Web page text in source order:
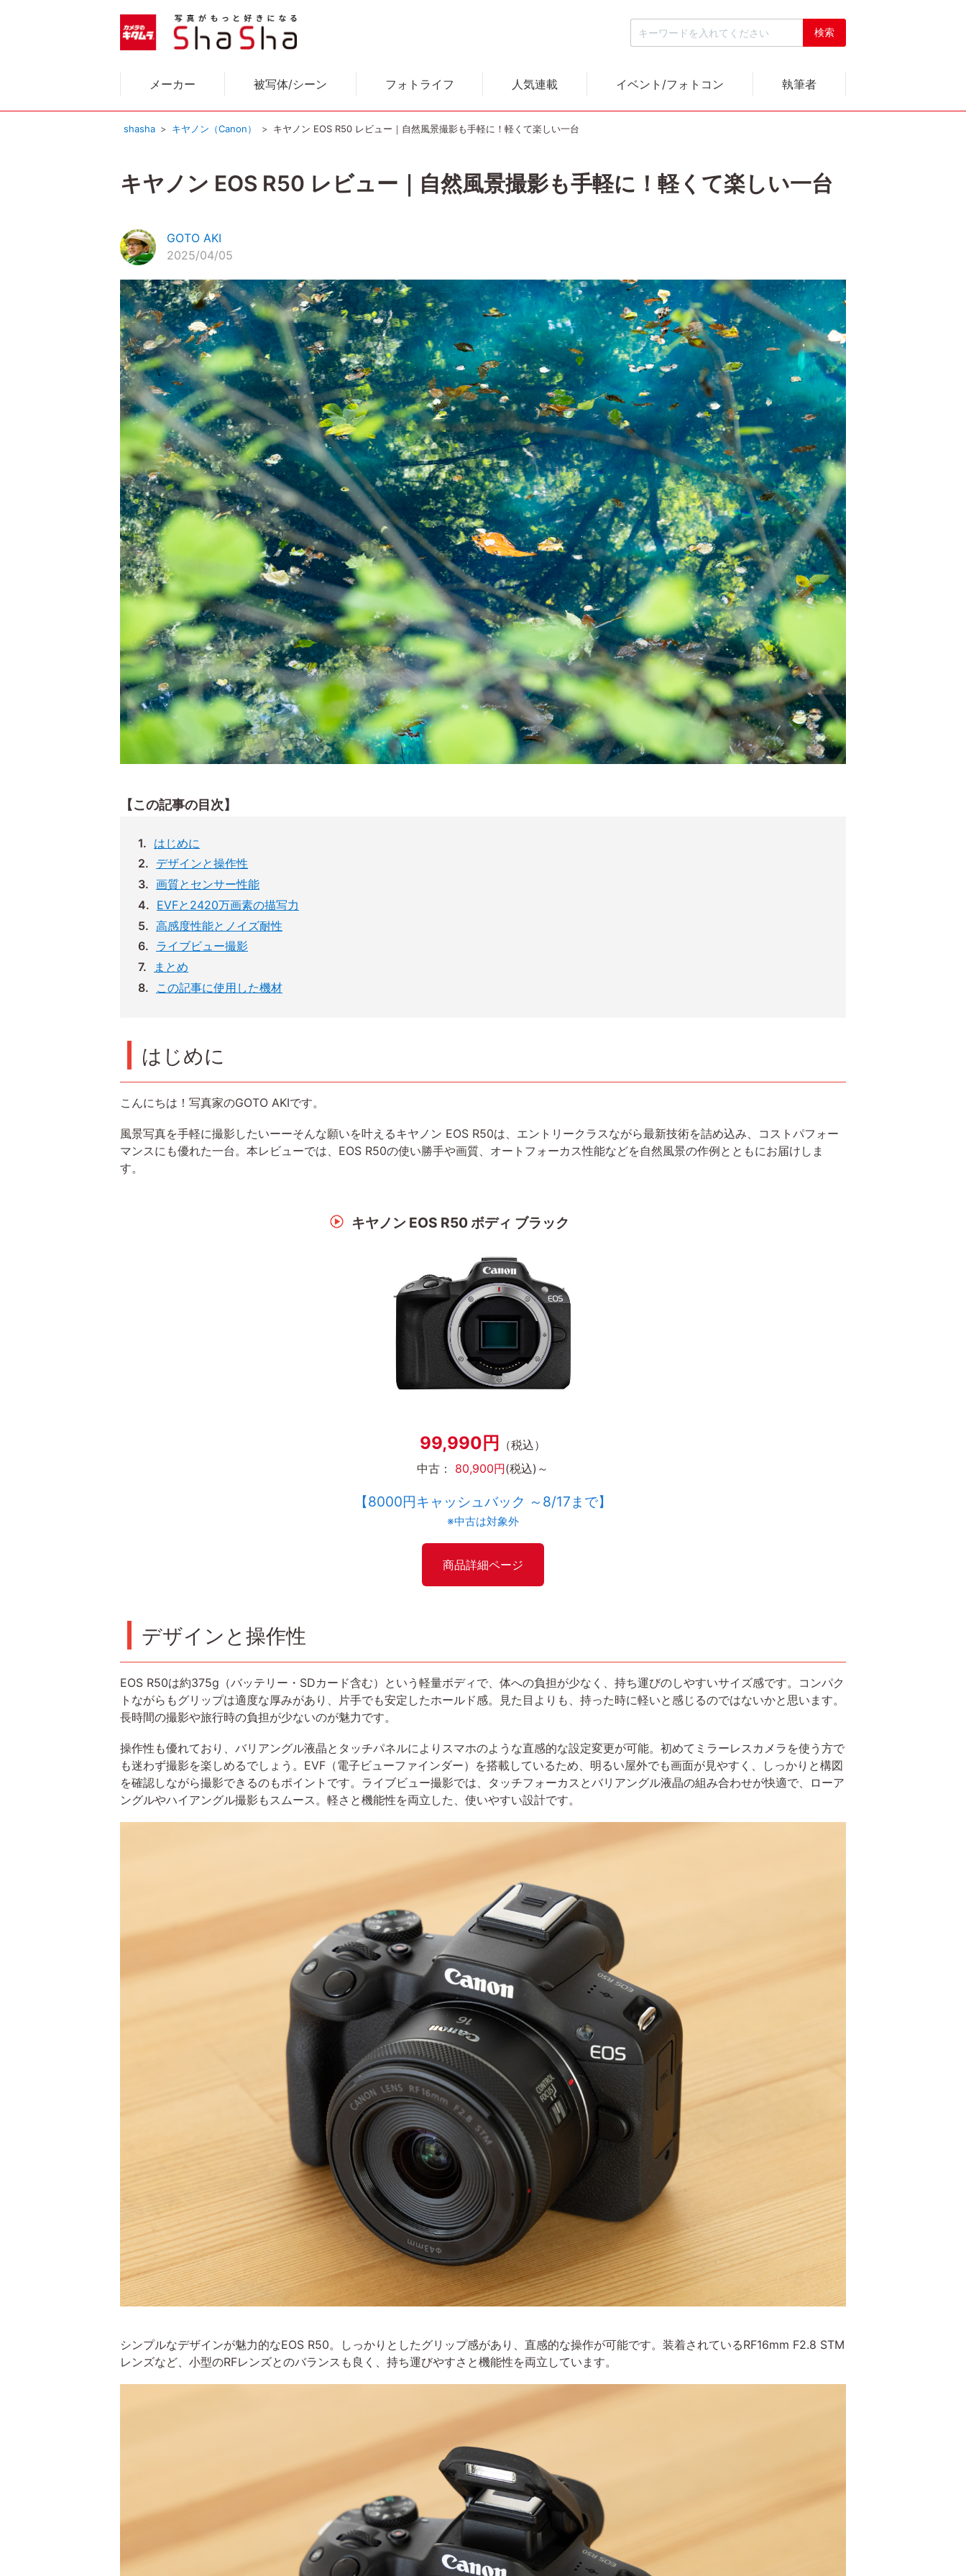
メーカー 被写体/シーン フォトライフ 人気連載 イベント/フォトコン 執筆者
shasha キヤノン（Canon） キヤノン EOS R50 レビュー｜自然風景撮影も手軽に！軽くて楽しい一台
キヤノン EOS R50 レビュー｜自然風景撮影も手軽に！軽くて楽しい一台
GOTO AKI
2025/04/05
【この記事の目次】
はじめに
デザインと操作性
画質とセンサー性能
EVFと2420万画素の描写力
高感度性能とノイズ耐性
ライブビュー撮影
まとめ
この記事に使用した機材
はじめに
こんにちは！写真家のGOTO AKIです。
風景写真を手軽に撮影したいーーそんな願いを叶えるキヤノン EOS R50は、エントリークラスながら最新技術を詰め込み、コストパフォー
マンスにも優れた一台。本レビューでは、EOS R50の使い勝手や画質、オートフォーカス性能などを自然風景の作例とともにお届けしま
す。
キヤノン EOS R50 ボディ ブラック
99,990円
（税込）
中古： 80,900円(税込)～
【8000円キャッシュバック ～8/17まで】
※中古は対象外
商品詳細ページ
デザインと操作性
EOS R50は約375g（バッテリー・SDカード含む）という軽量ボディで、体への負担が少なく、持ち運びのしやすいサイズ感です。コンパク
トながらもグリップは適度な厚みがあり、片手でも安定したホールド感。見た目よりも、持った時に軽いと感じるのではないかと思います。
長時間の撮影や旅行時の負担が少ないのが魅力です。
操作性も優れており、バリアングル液晶とタッチパネルによりスマホのような直感的な設定変更が可能。初めてミラーレスカメラを使う方で
も迷わず撮影を楽しめるでしょう。EVF（電子ビューファインダー）を搭載しているため、明るい屋外でも画面が見やすく、しっかりと構図
を確認しながら撮影できるのもポイントです。ライブビュー撮影では、タッチフォーカスとバリアングル液晶の組み合わせが快適で、ローア
ングルやハイアングル撮影もスムース。軽さと機能性を両立した、使いやすい設計です。
シンプルなデザインが魅力的なEOS R50。しっかりとしたグリップ感があり、直感的な操作が可能です。装着されているRF16mm F2.8 STM
レンズなど、小型のRFレンズとのバランスも良く、持ち運びやすさと機能性を両立しています。